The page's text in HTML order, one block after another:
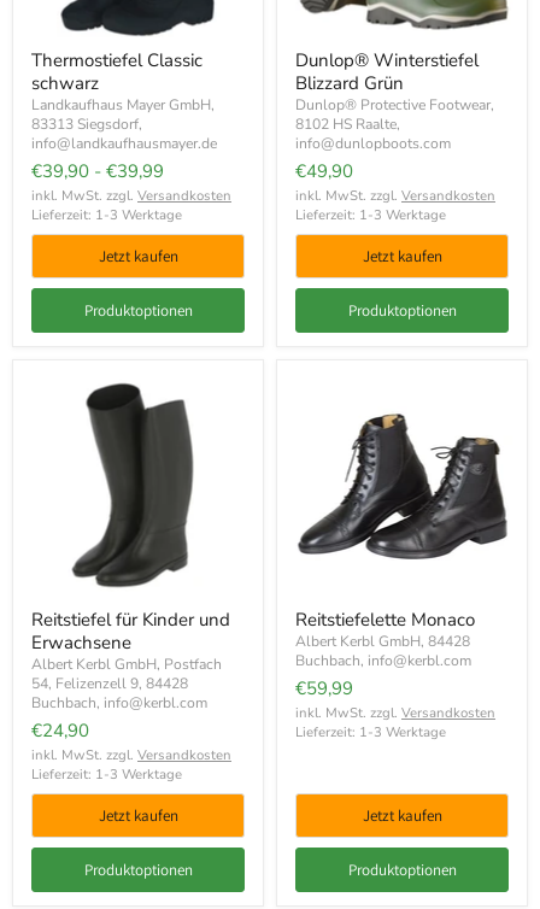
Thermostiefel Classic
schwarz
Landkaufhaus Mayer GmbH,
83313 Siegsdorf,
info@landkaufhausmayer.de
€39,90 - €39,99
inkl. MwSt. zzgl. Versandkosten
Lieferzeit: 1-3 Werktage
Jetzt kaufen
Produktoptionen
Dunlop® Winterstiefel
Blizzard Grün
Dunlop® Protective Footwear,
8102 HS Raalte,
info@dunlopboots.com
€49,90
inkl. MwSt. zzgl. Versandkosten
Lieferzeit: 1-3 Werktage
Jetzt kaufen
Produktoptionen
Reitstiefel für Kinder und
Erwachsene
Albert Kerbl GmbH, Postfach
54, Felizenzell 9, 84428
Buchbach, info@kerbl.com
€24,90
inkl. MwSt. zzgl. Versandkosten
Lieferzeit: 1-3 Werktage
Jetzt kaufen
Produktoptionen
Reitstiefelette Monaco
Albert Kerbl GmbH, 84428
Buchbach, info@kerbl.com
€59,99
inkl. MwSt. zzgl. Versandkosten
Lieferzeit: 1-3 Werktage
Jetzt kaufen
Produktoptionen